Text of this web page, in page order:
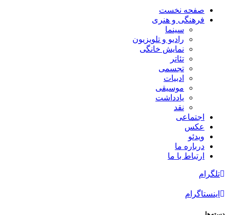
صفحه نخست
فرهنگی و هنری
سینما
رادیو و تلویزیون
نمایش خانگی
تئاتر
تجسمی
ادبیات
موسیقی
یادداشت
نقد
اجتماعی
عکس
ویدئو
درباره ما
ارتباط با ما
تلگرام
اینستاگرام